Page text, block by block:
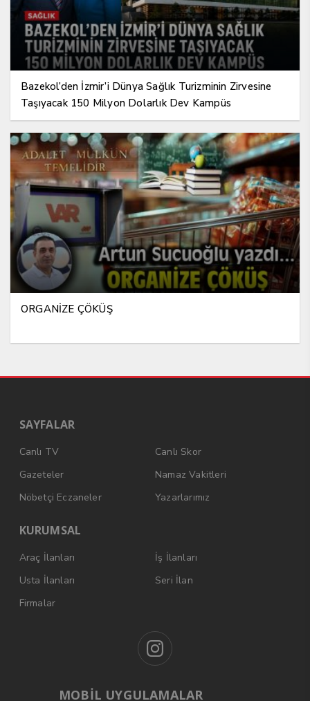
Bazekol’den İzmir’i Dünya Sağlık Turizminin Zirvesine
Taşıyacak 150 Milyon Dolarlık Dev Kampüs
ORGANİZE ÇÖKÜŞ
SAYFALAR
Canlı TV
Canlı Skor
Gazeteler
Namaz Vakitleri
Nöbetçi Eczaneler
Yazarlarımız
KURUMSAL
Araç İlanları
İş İlanları
Usta İlanları
Seri İlan
Firmalar
MOBİL UYGULAMALAR